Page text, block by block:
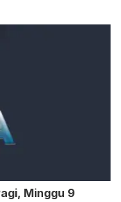
Minggu 9